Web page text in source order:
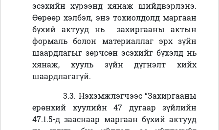
эсэхийн хүрээнд хянаж шийдвэрлэнэ.
Өөрөөр хэлбэл, энэ тохиолдолд маргаан
бүхий актууд нь захиргааны актын
формаль болон материаллаг эрх зүйн
шаардлагыг зөрчсөн эсэхийг бүхэлд нь
хянаж, хууль зүйн дүгнэлт хийх
шаардлагагүй.
3.3. Нэхэмжлэгчээс “Захиргааны
ерөнхий хуулийн 47 дугаар зүйлийн
47.1.5-д зааснаар маргаан бүхий актууд